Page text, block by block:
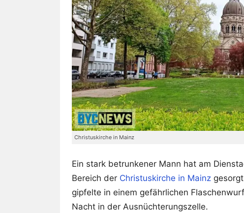
Christuskirche in Mainz
Ein stark betrunkener Mann hat am
Bereich der Christuskirche in Mainz
gipfelte in einem gefährlichen
Nacht in der Ausnüchterungszelle.